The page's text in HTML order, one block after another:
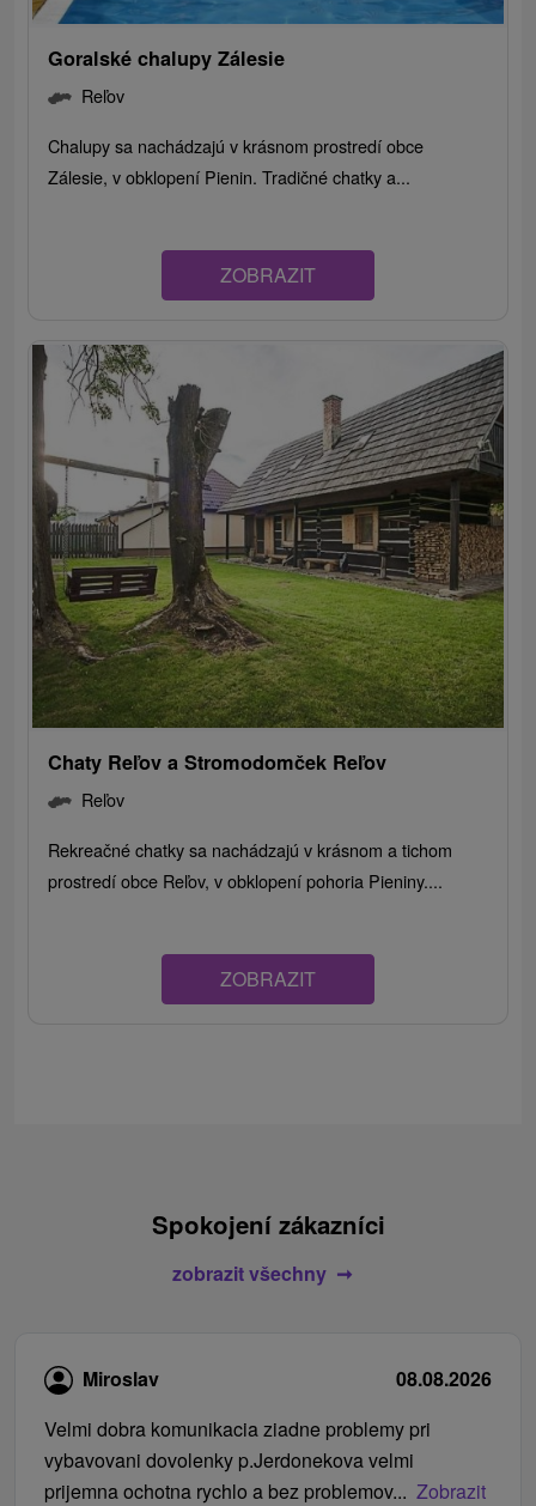
Goralské chalupy Zálesie
Reľov
Chalupy sa nachádzajú v krásnom prostredí obce
Zálesie, v obklopení Pienin. Tradičné chatky a...
ZOBRAZIT
Chaty Reľov a Stromodomček Reľov
Reľov
Rekreačné chatky sa nachádzajú v krásnom a tichom
prostredí obce Reľov, v obklopení pohoria Pieniny....
ZOBRAZIT
Spokojení zákazníci
zobrazit všechny
Miroslav
08.08.2026
Velmi dobra komunikacia ziadne problemy pri
vybavovani dovolenky p.Jerdonekova velmi
prijemna ochotna rychlo a bez problemov... Zobrazit